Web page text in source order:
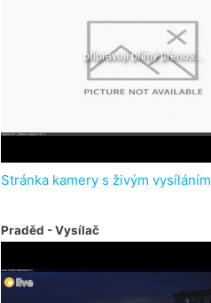
Stránka kamery s živým vysíláním
Praděd - Vysílač